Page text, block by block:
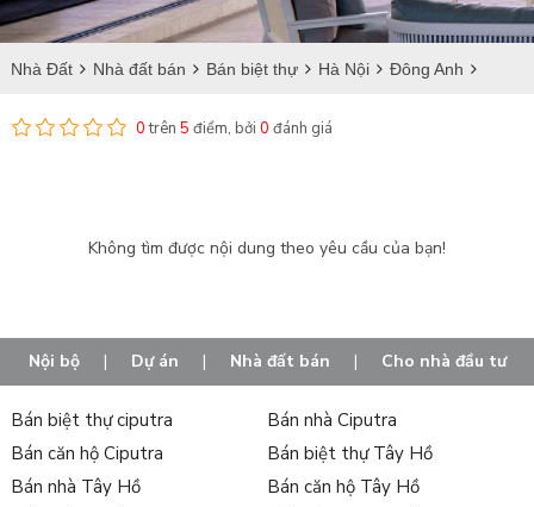
Nhà Đất Nhà đất bán Bán biệt thự Hà Nội Đông Anh
Bán biệt thự tại Đông Anh
0trên 5 điểm, bởi 0 đánh giá
Không tìm được nội dung theo yêu cầu của bạn!
Nội bộ | Dự án | Nhà đất bán | Cho nhà đầu tư
Bán biệt thự ciputra
Bán nhà Ciputra
Bán căn hộ Ciputra
Bán biệt thự Tây Hồ
Bán nhà Tây Hồ
Bán căn hộ Tây Hồ